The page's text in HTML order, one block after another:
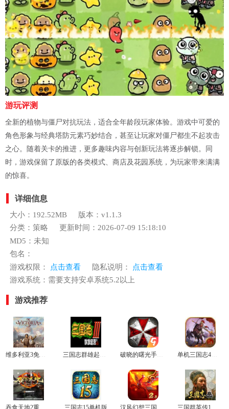
游玩评测
全新的植物与僵尸对抗玩法，适合全年龄段玩家体验。游戏中可爱的
角色形象与经典塔防元素巧妙结合，甚至让玩家对僵尸都生不起攻击
之心。随着关卡的推进，更多趣味内容与创新玩法将逐步解锁。同
时，游戏保留了原版的各类模式、商店及花园系统，为玩家带来满满
的惊喜。
详细信息
大小：192.52MB
版本：v1.1.3
分类：策略
更新时间：2026-07-09 15:18:10
MD5：未知
包名：
游戏权限：
点击查看 隐私说明：
点击查看
游戏系统：需要支持安卓系统5.2以上
游戏推荐
三国志15单机版